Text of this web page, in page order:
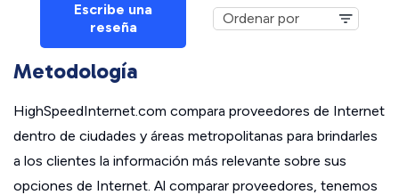
Escribe una
reseña
Metodología
HighSpeedInternet.com compara proveedores de Internet
dentro de ciudades y áreas metropolitanas para brindarles
a los clientes la información más relevante sobre sus
opciones de Internet. Al comparar proveedores, tenemos